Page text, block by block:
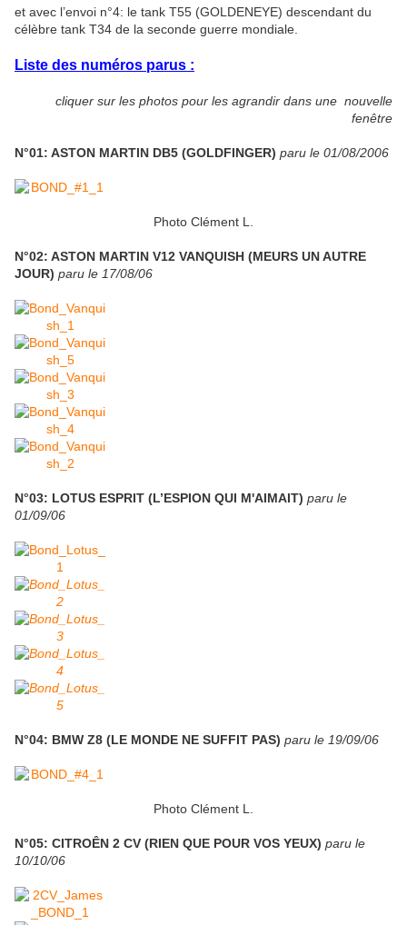
et avec l’envoi n°4: le tank T55 (GOLDENEYE) descendant du
célèbre tank T34 de la seconde guerre mondiale.
Liste des numéros parus :
cliquer sur les photos pour les agrandir dans une nouvelle
fenêtre
N°01: ASTON MARTIN DB5 (GOLDFINGER) paru le 01/08/2006
Photo Clément L.
N°02: ASTON MARTIN V12 VANQUISH (MEURS UN AUTRE
JOUR) paru le 17/08/06
N°03: LOTUS ESPRIT (L’ESPION QUI M'AIMAIT) paru le
01/09/06
N°04: BMW Z8 (LE MONDE NE SUFFIT PAS) paru le 19/09/06
Photo Clément L.
N°05: CITROÊN 2 CV (RIEN QUE POUR VOS YEUX) paru le
10/10/06